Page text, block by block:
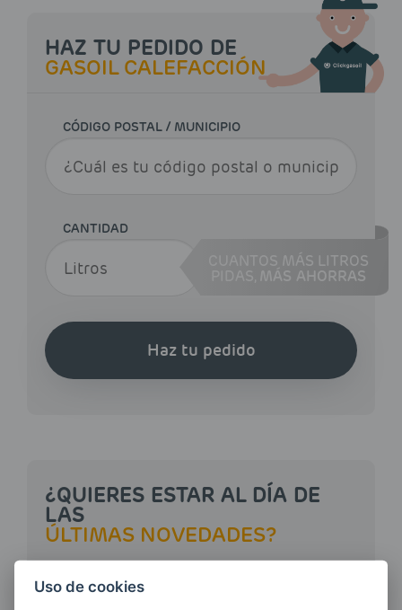
HAZ TU PEDIDO DE
GASOIL CALEFACCIÓN
CÓDIGO POSTAL / MUNICIPIO
CANTIDAD
CUANTOS MÁS LITROS
MÁS AHORRAS
Haz tu pedido
¿QUIERES ESTAR AL DÍA DE
LAS
ÚLTIMAS NOVEDADES?
E-MAIL
Uso de cookies